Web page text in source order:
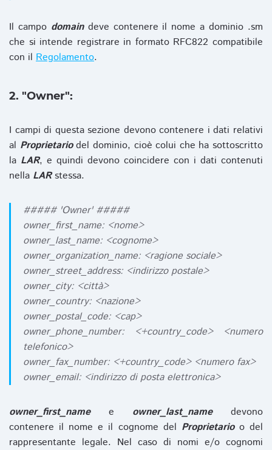
Il campo domaindeve contenere il nome a dominio .sm
che si intende registrare in formato RFC822 compatibile
con il Regolamento.
2. "Owner":
I campi di questa sezione devono contenere i dati relativi
al Proprietariodel dominio, cioè colui che ha sottoscritto
la LAR, e quindi devono coincidere con i dati contenuti
nella LARstessa.
##### 'Owner' #####
owner_first_name: <nome>
owner_last_name: <cognome>
owner_organization_name: <ragione sociale>
owner_street_address: <indirizzo postale>
owner_city: <città>
owner_country: <nazione>
owner_postal_code: <cap>
owner_phone_number: <+country_code> <numero
telefonico>
owner_fax_number: <+country_code> <numero fax>
owner_email: <indirizzo di posta elettronica>
owner_first_namee owner_last_namedevono
contenere il nome e il cognome del Proprietarioo del
rappresentante legale. Nel caso di nomi e/o cognomi